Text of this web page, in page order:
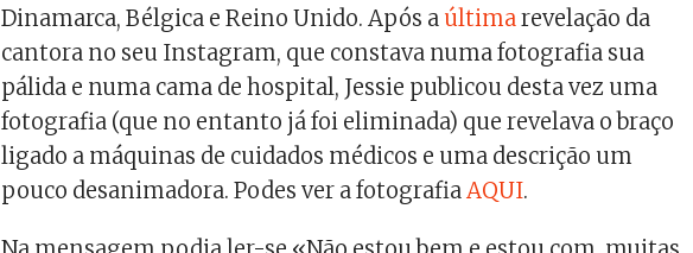
Dinamarca, Bélgica e Reino Unido. Após a últimarevelação da
cantora no seu Instagram, que constava numa fotografia sua
pálida e numa cama de hospital, Jessie publicou desta vez uma
fotografia (que no entanto já foi eliminada) que revelava o braço
ligado a máquinas de cuidados médicos e uma descrição um
pouco desanimadora. Podes ver a fotografiaAQUI.